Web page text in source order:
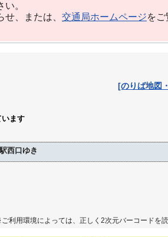
。
、または、 交通局ホームページをご
[のりば地図
ます
西口ゆき
利用環境によっては、正しく2次元バーコードを